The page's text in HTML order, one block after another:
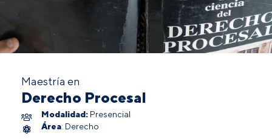
Maestría en
Derecho Procesal
Modalidad: Presencial
Área: Derecho